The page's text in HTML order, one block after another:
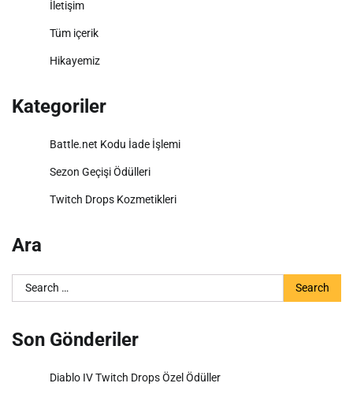
İletişim
Tüm içerik
Hikayemiz
Kategoriler
Battle.net Kodu İade İşlemi
Sezon Geçişi Ödülleri
Twitch Drops Kozmetikleri
Ara
Search
for:
Son Gönderiler
Diablo IV Twitch Drops Özel Ödüller